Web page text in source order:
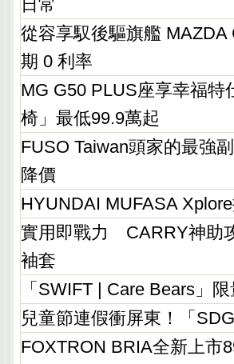
日常
從容享馭後驅旗艦
期 0 利率
MG G50 PLUS座享幸福
椅」最低99.9萬起
FUSO Taiwan頭家的最強
降價
HYUNDAI MUFASA
實用即戰力 CARRY神助
袖套
「SWIFT | Care Bears」
兒童節連假衝屏東！「
FOXTRON BRIA全新上市